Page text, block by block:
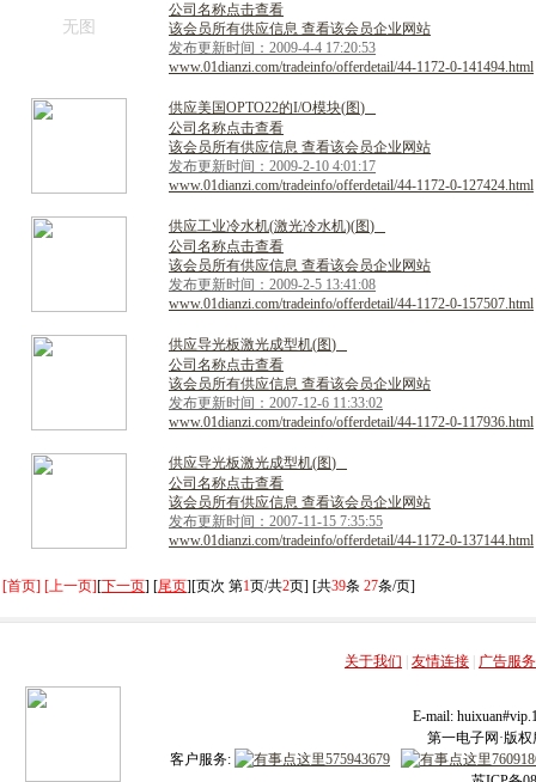
无图
公司名称点击查看
该会员所有供应信息 查看该会员企业网站
发布更新时间：2009-4-4 17:20:53
www.01dianzi.com/tradeinfo/offerdetail/44-1172-0-141494.html
供应美国OPTO22的I/O模块(图)
公司名称点击查看
该会员所有供应信息 查看该会员企业网站
发布更新时间：2009-2-10 4:01:17
www.01dianzi.com/tradeinfo/offerdetail/44-1172-0-127424.html
供应工业冷水机(激光冷水机)(图)
公司名称点击查看
该会员所有供应信息 查看该会员企业网站
发布更新时间：2009-2-5 13:41:08
www.01dianzi.com/tradeinfo/offerdetail/44-1172-0-157507.html
供应导光板激光成型机(图)
公司名称点击查看
该会员所有供应信息 查看该会员企业网站
发布更新时间：2007-12-6 11:33:02
www.01dianzi.com/tradeinfo/offerdetail/44-1172-0-117936.html
供应导光板激光成型机(图)
公司名称点击查看
该会员所有供应信息 查看该会员企业网站
发布更新时间：2007-11-15 7:35:55
www.01dianzi.com/tradeinfo/offerdetail/44-1172-0-137144.html
[首页] [上一页][下一页] [尾页][页次 第1页/共2页] [共39条 27条/页]
关于我们 友情连接 广告服务
E-mail:
第一电子网·版权
客户服务: